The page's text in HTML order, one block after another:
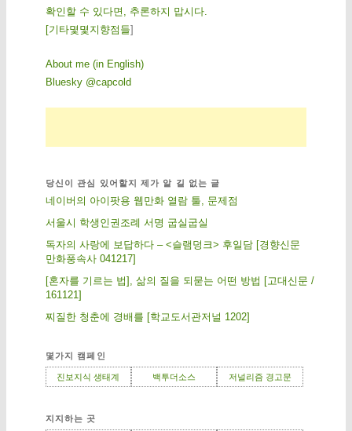
확인할 수 있다면, 추론하지 맙시다.
[기 타몇 몇 지 향점 들]
About me (in English)
Bluesky @capcold
당신이 관심 있어할지 제가 알 길 없는 글
네이버의 아이팟용 웹만화 열람 툴, 문제점
서울시 학생인권조례 서명 굽실굽실
독자의 사랑에 보답하다 – <슬램덩크> 후일담 [경향신문
만화풍속사 041217]
[혼자를 기르는 법], 삶의 질을 되묻는 어떤 방법 [고대신문 /
161121]
찌질한 청춘에 경배를 [학교도서관저널 1202]
몇가지 캠페인
진보지식 생태계 백투더소스 저널리즘 경고문
지지하는 곳